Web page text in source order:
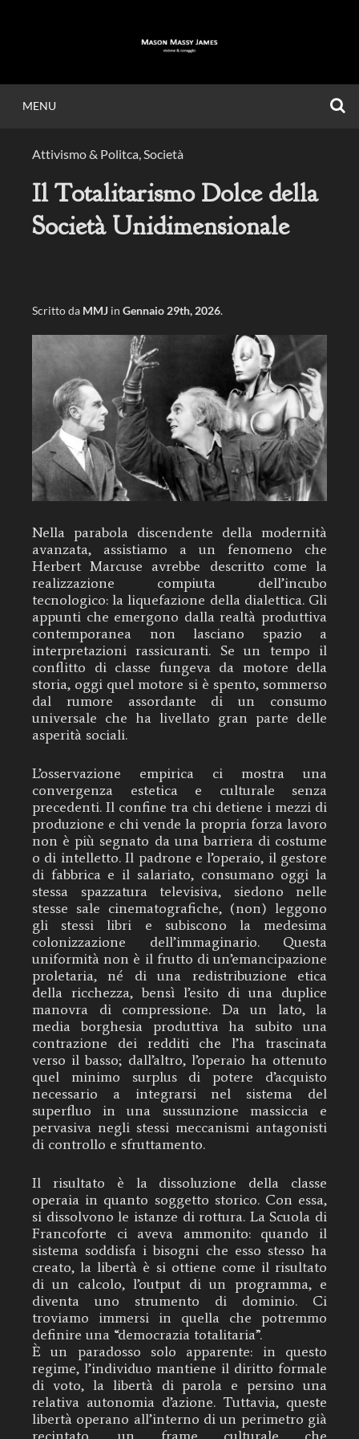
MASON MASSY
JAMES
Visione & Coraggio.
MENU
Attivismo & Politca,Società
Il Totalitarismo Dolce della
Società Unidimensionale
Scritto da MMJ in Gennaio 29th, 2026.
Nella parabola discendente della modernità
avanzata, assistiamo a un fenomeno che
Herbert Marcuse avrebbe descritto come la
realizzazione compiuta dell’incubo
tecnologico: la liquefazione della dialettica. Gli
appunti che emergono dalla realtà produttiva
contemporanea non lasciano spazio a
interpretazioni rassicuranti. Se un tempo il
conflitto di classe fungeva da motore della
storia, oggi quel motore si è spento, sommerso
dal rumore assordante di un consumo
universale che ha livellato gran parte delle
asperità sociali.
L’osservazione empirica ci mostra una
convergenza estetica e culturale senza
precedenti. Il confine tra chi detiene i mezzi di
produzione e chi vende la propria forza lavoro
non è più segnato da una barriera di costume
o di intelletto. Il padrone e l’operaio, il gestore
di fabbrica e il salariato, consumano oggi la
stessa spazzatura televisiva, siedono nelle
stesse sale cinematografiche, (non) leggono
gli stessi libri e subiscono la medesima
colonizzazione dell’immaginario. Questa
uniformità non è il frutto di un’emancipazione
proletaria, né di una redistribuzione etica
della ricchezza, bensì l’esito di una duplice
manovra di compressione. Da un lato, la
media borghesia produttiva ha subito una
contrazione dei redditi che l’ha trascinata
verso il basso; dall’altro, l’operaio ha ottenuto
quel minimo surplus di potere d’acquisto
necessario a integrarsi nel sistema del
superfluo in una sussunzione massiccia e
pervasiva negli stessi meccanismi antagonisti
di controllo e sfruttamento.
Il risultato è la dissoluzione della classe
operaia in quanto soggetto storico. Con essa,
si dissolvono le istanze di rottura. La Scuola di
Francoforte ci aveva ammonito: quando il
sistema soddisfa i bisogni che esso stesso ha
creato, la libertà è si ottiene come il risultato
di un calcolo, l’output di un programma, e
diventa uno strumento di dominio. Ci
troviamo immersi in quella che potremmo
definire una “democrazia totalitaria”.
È un paradosso solo apparente: in questo
regime, l’individuo mantiene il diritto formale
di voto, la libertà di parola e persino una
relativa autonomia d’azione. Tuttavia, queste
libertà operano all’interno di un perimetro già